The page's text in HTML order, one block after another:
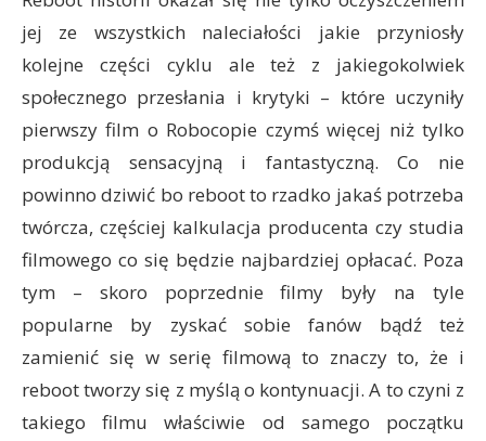
jej ze wszystkich naleciałości jakie przyniosły
kolejne części cyklu ale też z jakiegokolwiek
społecznego przesłania i krytyki – które uczyniły
pierwszy film o Robocopie czymś więcej niż tylko
produkcją sensacyjną i fantastyczną. Co nie
powinno dziwić bo reboot to rzadko jakaś potrzeba
twórcza, częściej kalkulacja producenta czy studia
filmowego co się będzie najbardziej opłacać. Poza
tym – skoro poprzednie filmy były na tyle
popularne by zyskać sobie fanów bądź też
zamienić się w serię filmową to znaczy to, że i
reboot tworzy się z myślą o kontynuacji. A to czyni z
takiego filmu właściwie od samego początku